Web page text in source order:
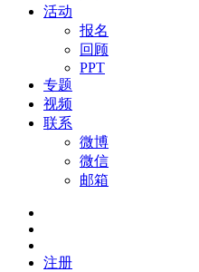
活动
报名
回顾
PPT
专题
视频
联系
微博
微信
邮箱
注册